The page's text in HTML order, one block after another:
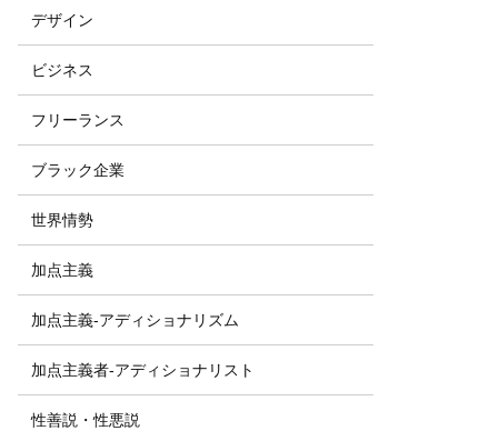
デザイン
ビジネス
フリーランス
ブラック企業
世界情勢
加点主義
加点主義-アディショナリズム
加点主義者-アディショナリスト
性善説・性悪説